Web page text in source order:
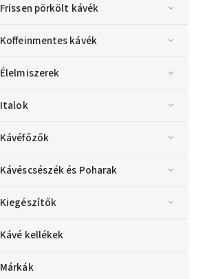
Frissen pörkölt kávék
Koffeinmentes kávék
Élelmiszerek
Italok
Kávéfőzők
Kávéscsészék és Poharak
Kiegészítők
Kávé kellékek
Márkák